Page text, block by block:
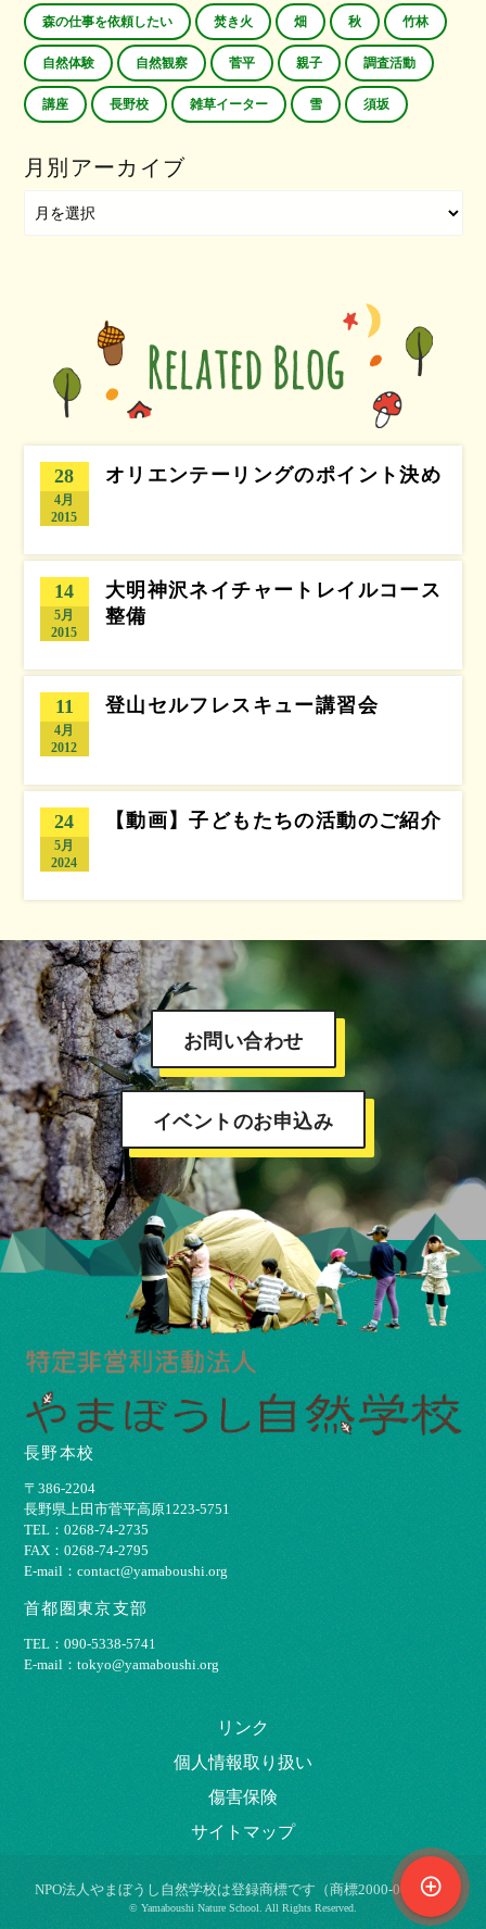
森の仕事を依頼したい 焚き火 畑 秋 竹林
自然体験 自然観察 菅平 親子 調査活動
講座 長野校 雑草イーター 雪 須坂
月別アーカイブ
28
4月
2015
オリエンテーリングのポイント決め
14
5月
2015
大明神沢ネイチャートレイルコース
整備
11
4月
2012
登山セルフレスキュー講習会
24
5月
2024
【動画】子どもたちの活動のご紹介
お問い合わせ
イベントのお申込み
長野本校
〒386-2204
⻑野県上⽥市菅平⾼原1223-5751
TEL：0268-74-2735
FAX：0268-74-2795
E-mail：contact@yamaboushi.org
首都圏東京支部
TEL：090-5338-5741
E-mail：tokyo@yamaboushi.org
リンク
個⼈情報取り扱い
傷害保険
サイトマップ
NPO法⼈やまぼうし⾃然学校は登録商標です（商標2000-009695）
© Yamaboushi Nature School. All Rights Reserved.
control_point